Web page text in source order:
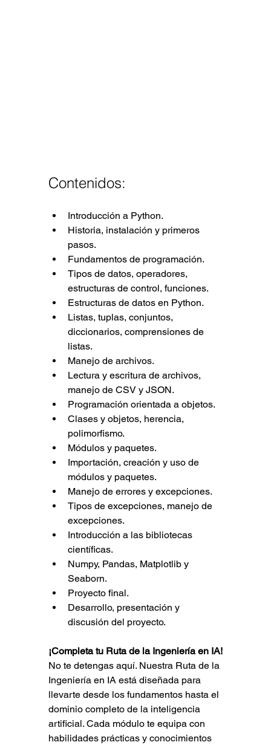
Contenidos:
Introducción a Python.
Historia, instalación y primeros
pasos.
Fundamentos de programación.
Tipos de datos, operadores,
estructuras de control, funciones.
Estructuras de datos en Python.
Listas, tuplas, conjuntos,
diccionarios, comprensiones de
listas.
Manejo de archivos.
Lectura y escritura de archivos,
manejo de CSV y JSON.
Programación orientada a objetos.
Clases y objetos, herencia,
polimorfismo.
Módulos y paquetes.
Importación, creación y uso de
módulos y paquetes.
Manejo de errores y excepciones.
Tipos de excepciones, manejo de
excepciones.
Introducción a las bibliotecas
científicas.
Numpy, Pandas, Matplotlib y
Seaborn.
Proyecto final.
Desarrollo, presentación y
discusión del proyecto.
¡Completa tu Ruta de la Ingeniería en IA!
No te detengas aquí. Nuestra Ruta de la
Ingeniería en IA está diseñada para
llevarte desde los fundamentos hasta el
dominio completo de la inteligencia
artificial. Cada módulo te equipa con
habilidades prácticas y conocimientos